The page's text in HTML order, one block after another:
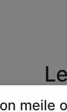
meile